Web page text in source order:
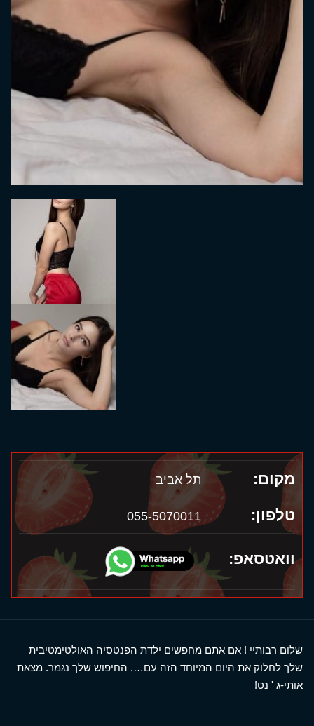
מקום: תל אביב
טלפון: 055-5070011
וואטסאפ:
שלום רבותיי ! אם אתם מחפשים ילדת הפנטסיה האולטימטיבית
שלך לחלוק את היום המיוחד הזה עם…. החיפוש שלך נגמר. מצאת
אותי-ג ' נט!